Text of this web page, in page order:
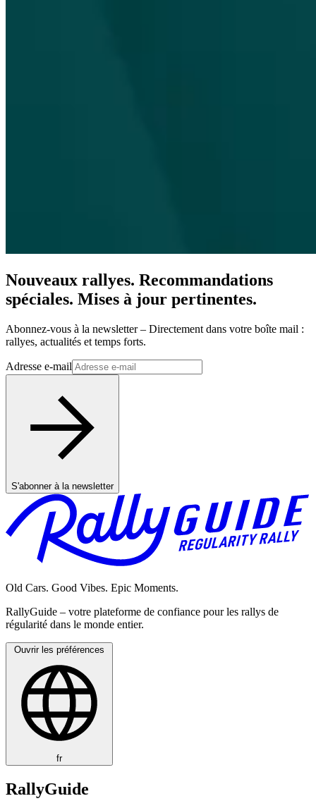
Nouveaux rallyes. Recommandations
spéciales. Mises à jour pertinentes.
Abonnez-vous à la newsletter – Directement dans votre boîte mail :
rallyes, actualités et temps forts.
Adresse e-mail
S'abonner à la newsletter
Old Cars. Good Vibes. Epic Moments.
RallyGuide – votre plateforme de confiance pour les rallys de
régularité dans le monde entier.
Ouvrir les préférences
fr
RallyGuide